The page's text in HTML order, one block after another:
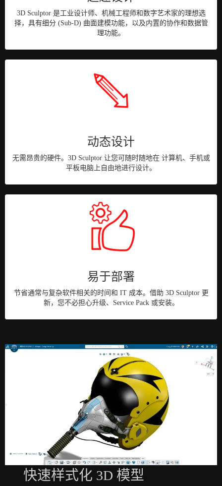
3D Sculptor 是工业设计师、机械工程师和数字艺术家的理想选
择，具有细分 (Sub-D) 曲面建模功能，以及内置的协作和数据管
理功能。
动态设计
无需昂贵的硬件。3D Sculptor 让您可随时随地在 计算机、手机或
平板电脑上自由地进行设计。
易于部署
节省通常与复杂软件相关的时间和 IT 成本。借助 3D Sculptor 更
新，您不必担心升级、Service Pack 或安装。
快速样式化 3D 模型